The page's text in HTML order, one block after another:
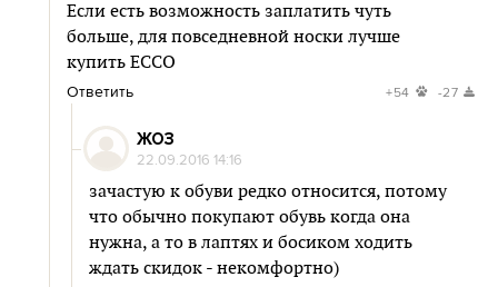
Если есть возможность заплатить чуть
больше, для повседневной носки лучше
купить ЕССО
Ответить +54 -27
ЖОЗ
22.09.2016 14:16
зачастую к обуви редко относится, потому
что обычно покупают обувь когда она
нужна, а то в лаптях и босиком ходить
ждать скидок - некомфортно)